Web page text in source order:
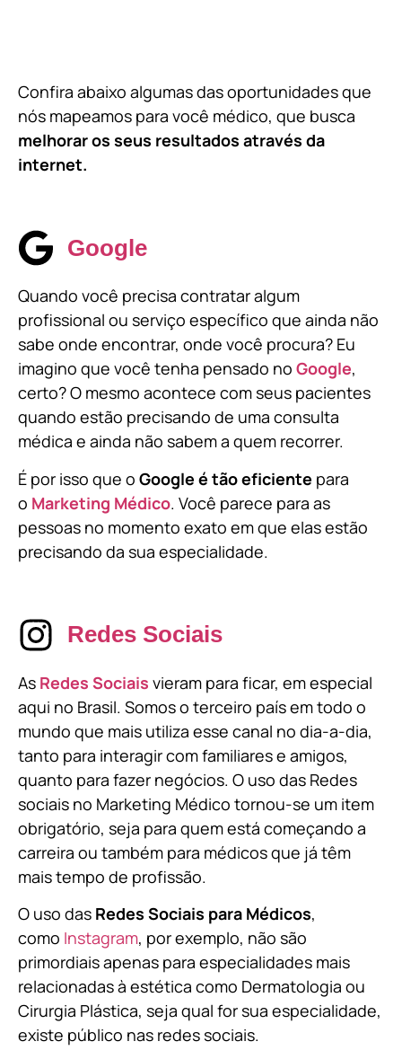
Confira abaixo algumas das oportunidades que
nós mapeamos para você médico, que busca
melhorar os seus resultados através da
internet.
Google
Quando você precisa contratar algum
profissional ou serviço específico que ainda não
sabe onde encontrar, onde você procura? Eu
imagino que você tenha pensado no Google,
certo? O mesmo acontece com seus pacientes
quando estão precisando de uma consulta
médica e ainda não sabem a quem recorrer.
É por isso que o Google é tão eficiente para
o Marketing Médico. Você parece para as
pessoas no momento exato em que elas estão
precisando da sua especialidade.
Redes Sociais
As Redes Sociais vieram para ficar, em especial
aqui no Brasil. Somos o terceiro país em todo o
mundo que mais utiliza esse canal no dia-a-dia,
tanto para interagir com familiares e amigos,
quanto para fazer negócios. O uso das Redes
sociais no Marketing Médico tornou-se um item
obrigatório, seja para quem está começando a
carreira ou também para médicos que já têm
mais tempo de profissão.
O uso das Redes Sociais para Médicos,
como Instagram, por exemplo, não são
primordiais apenas para especialidades mais
relacionadas à estética como Dermatologia ou
Cirurgia Plástica, seja qual for sua especialidade,
existe público nas redes sociais.